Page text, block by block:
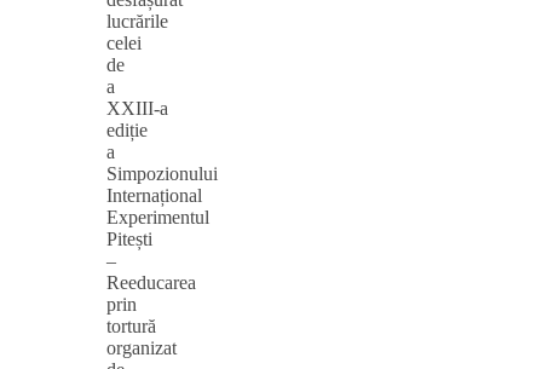
lucrările
celei
de
a
XXIII‑a
ediție
a
Simpozionului
Internațional
Experimentul
Pitești
–
Reeducarea
prin
tortură
organizat